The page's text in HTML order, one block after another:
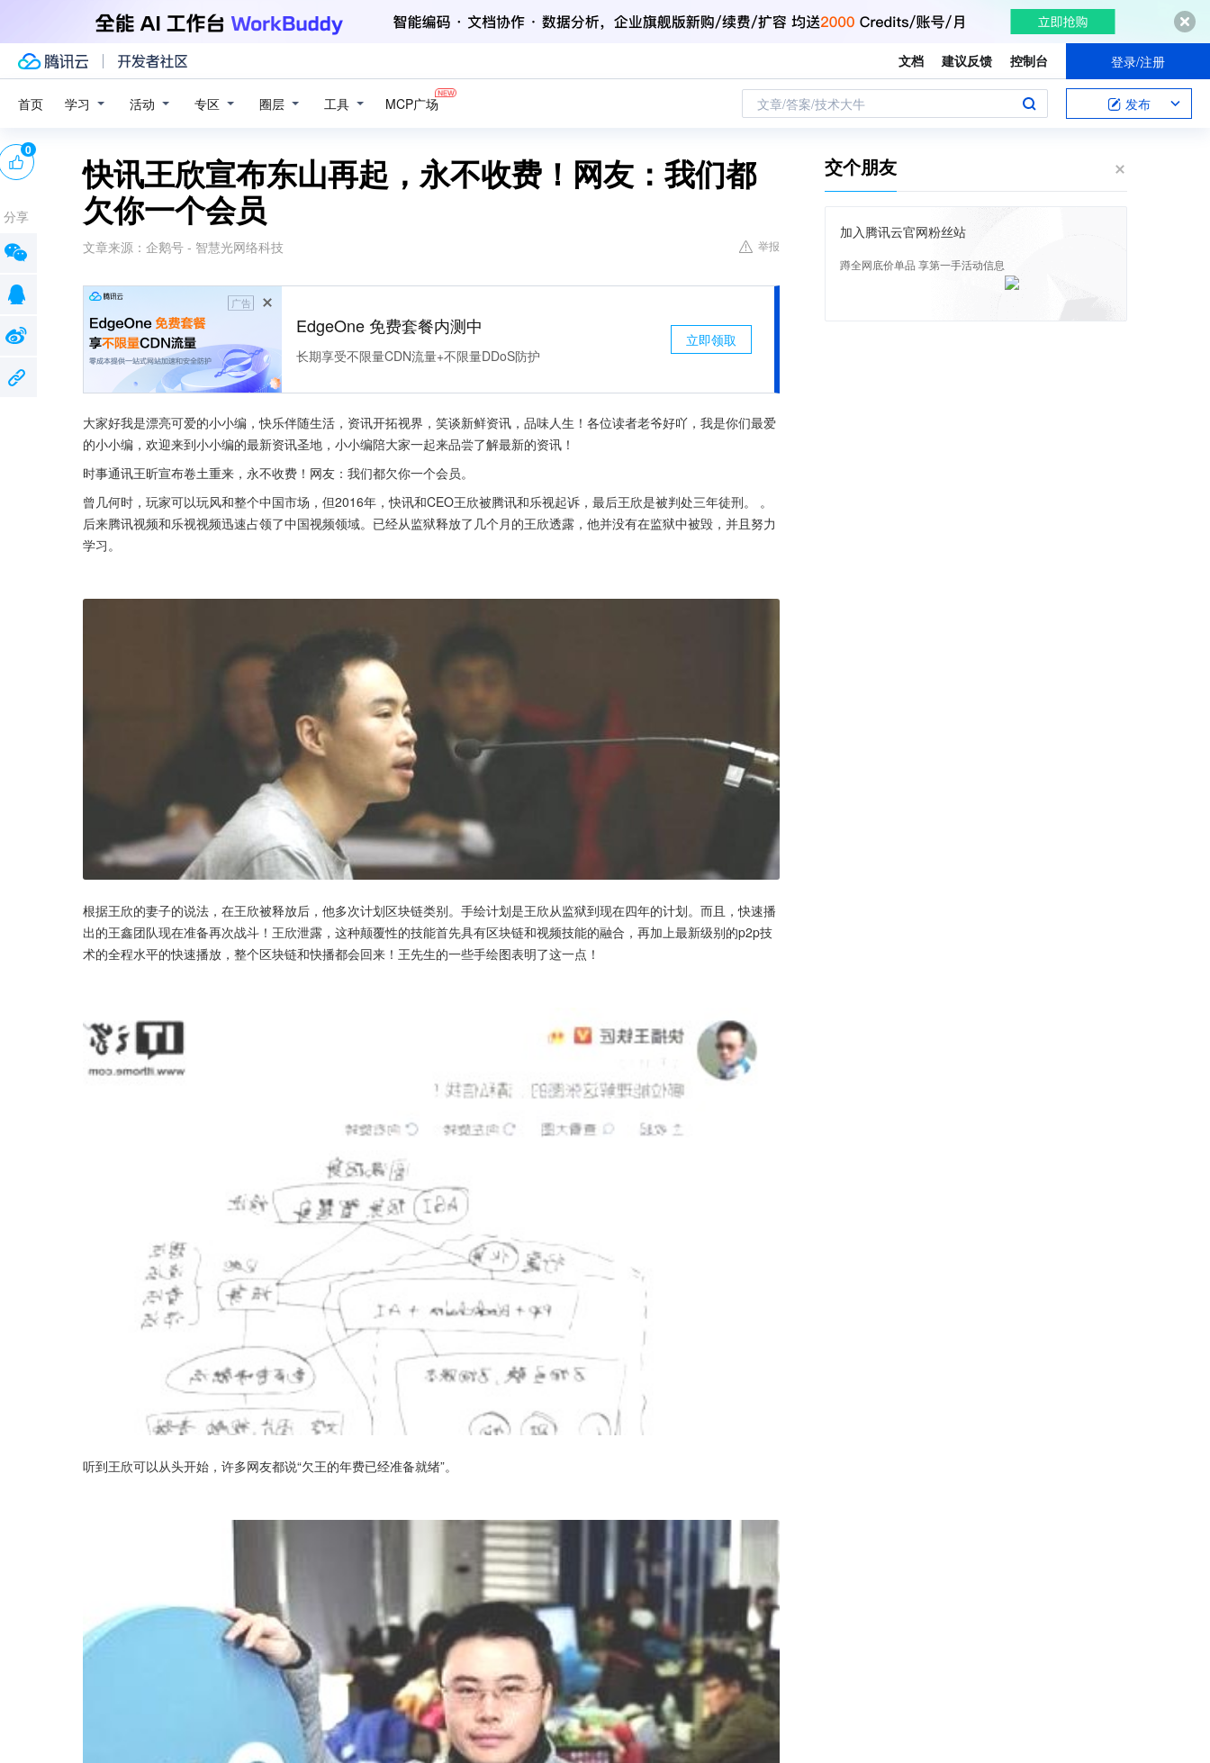
文档 建议反馈 控制台 登录/注册
首页 学习 活动 专区 圈层 工具 MCP广场 文章/答案/技术大牛 发布
快讯王欣宣布东山再起，永不收费！网友：我们都
欠你一个会员
文章来源： 企鹅号 - 智慧光网络科技 举报
广告
EdgeOne 免费套餐内测中
长期享受不限量CDN流量+不限量DDoS防护
立即领取
大家好我是漂亮可爱的小小编，快乐伴随生活，资讯开拓视界，笑谈新鲜资讯，品味人生！各位读者老爷好吖，我是你们最爱
的小小编，欢迎来到小小编的最新资讯圣地，小小编陪大家一起来品尝了解最新的资讯！
时事通讯王昕宣布卷土重来，永不收费！网友：我们都欠你一个会员。
曾几何时，玩家可以玩风和整个中国市场，但2016年，快讯和CEO王欣被腾讯和乐视起诉，最后王欣是被判处三年徒刑。 。
后来腾讯视频和乐视视频迅速占领了中国视频领域。已经从监狱释放了几个月的王欣透露，他并没有在监狱中被毁，并且努力
学习。
根据王欣的妻子的说法，在王欣被释放后，他多次计划区块链类别。手绘计划是王欣从监狱到现在四年的计划。而且，快速播
出的王鑫团队现在准备再次战斗！王欣泄露，这种颠覆性的技能首先具有区块链和视频技能的融合，再加上最新级别的p2p技
术的全程水平的快速播放，整个区块链和快播都会回来！王先生的一些手绘图表明了这一点！
听到王欣可以从头开始，许多网友都说“欠王的年费已经准备就绪”。
0
分享
交个朋友
加入腾讯云官网粉丝站
蹲全网底价单品 享第一手活动信息